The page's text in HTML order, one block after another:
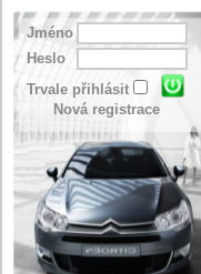
Jméno
Heslo
Trvale přihlásit
Nová registrace